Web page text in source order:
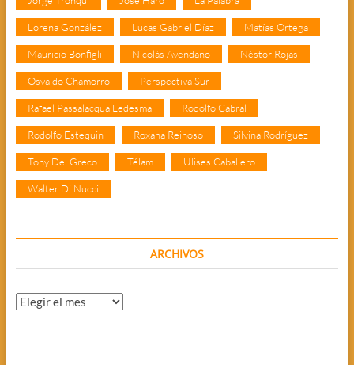
Lorena González Lucas Gabriel Díaz Matías Ortega
Mauricio Bonfigli Nicolás Avendaño Néstor Rojas
Osvaldo Chamorro Perspectiva Sur
Rafael Passalacqua Ledesma Rodolfo Cabral
Rodolfo Estequin Roxana Reinoso Silvina Rodríguez
Tony Del Greco Télam Ulises Caballero
Walter Di Nucci
ARCHIVOS
Archivos